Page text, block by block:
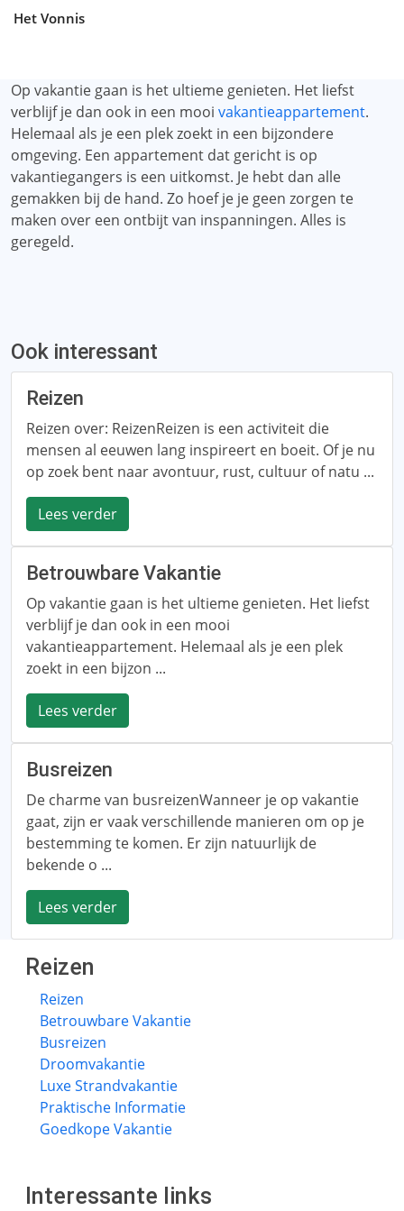
Het Vonnis
Op vakantie gaan is het ultieme genieten. Het liefst
verblijf je dan ook in een mooi vakantieappartement.
Helemaal als je een plek zoekt in een bijzondere
omgeving. Een appartement dat gericht is op
vakantiegangers is een uitkomst. Je hebt dan alle
gemakken bij de hand. Zo hoef je je geen zorgen te
maken over een ontbijt van inspanningen. Alles is
geregeld.
Ook interessant
Reizen
Reizen over: ReizenReizen is een activiteit die
mensen al eeuwen lang inspireert en boeit. Of je nu
op zoek bent naar avontuur, rust, cultuur of natu ...
Lees verder
Betrouwbare Vakantie
Op vakantie gaan is het ultieme genieten. Het liefst
verblijf je dan ook in een mooi
vakantieappartement. Helemaal als je een plek
zoekt in een bijzon ...
Lees verder
Busreizen
De charme van busreizenWanneer je op vakantie
gaat, zijn er vaak verschillende manieren om op je
bestemming te komen. Er zijn natuurlijk de
bekende o ...
Lees verder
Reizen
Reizen
Betrouwbare Vakantie
Busreizen
Droomvakantie
Luxe Strandvakantie
Praktische Informatie
Goedkope Vakantie
Interessante links